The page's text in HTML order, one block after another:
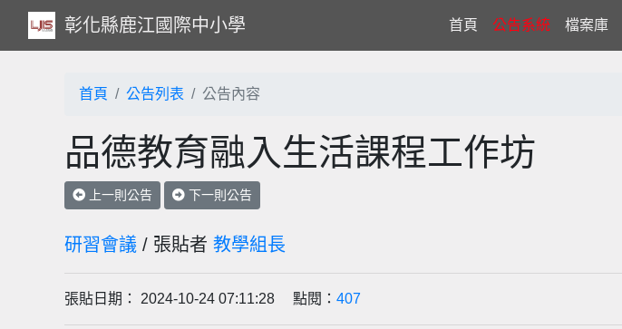
彰化縣鹿江國際中小學 首頁(current)
公告系統 檔案庫
首頁 公告列表 公告內容
品德教育融入生活課程工作坊
上一則公告 下一則公告
研習會議 / 張貼者 教學組長
張貼日期： 2024-10-24 07:11:28 點閱： 407